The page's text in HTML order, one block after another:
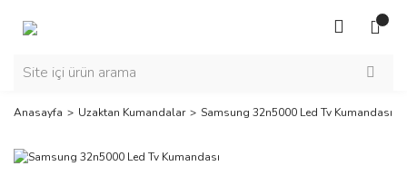
Anasayfa Uzaktan Kumandalar Samsung 32n5000 Led Tv Kumandası